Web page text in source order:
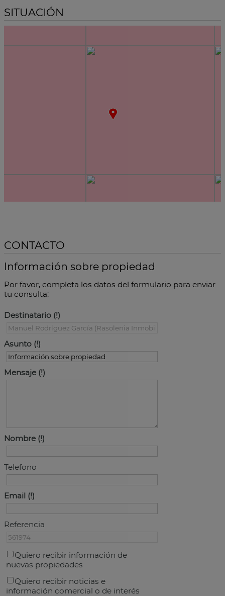
SITUACIÓN
CONTACTO
Información sobre propiedad
Por favor, completa los datos del formulario para enviar
tu consulta:
Destinatario
Asunto
Mensaje
Nombre
Telefono
Email
Referencia
Quiero recibir información de
nuevas propiedades
Quiero recibir noticias e
información comercial o de interés